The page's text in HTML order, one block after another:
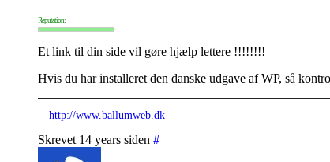
Reputation:
Et link til din side vil gøre hjælp lettere !!!!!!!!
Hvis du har installeret den danske udgave af WP, så
http://www.ballumweb.dk
Skrevet 14 years siden #